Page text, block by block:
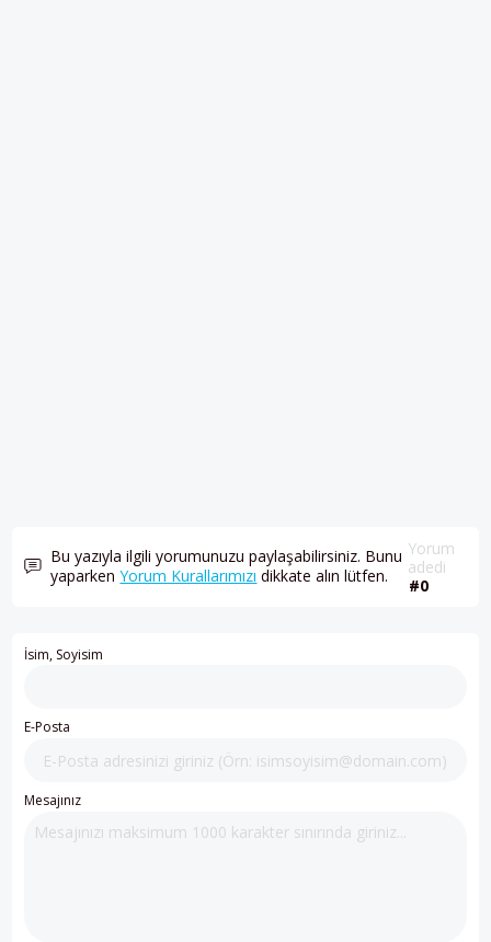
Bu yazıyla ilgili yorumunuzu paylaşabilirsiniz. Bunu
yaparkenYorum Kurallarımızı dikkate alın lütfen.
Yorum
adedi
#0
İsim, Soyisim
E-Posta
Mesajınız